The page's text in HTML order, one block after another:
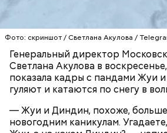
Фото: скриншот / Светлана Акулова /
Генеральный директор
Светлана Акулова в
показала кадры с пандами Жуи
гуляют и катаются по снегу в
— Жуи и Диндин, похоже,
новогодним каникулам.